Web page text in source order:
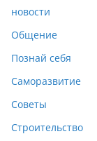
новости
Общение
Познай себя
Саморазвитие
Советы
Строительство